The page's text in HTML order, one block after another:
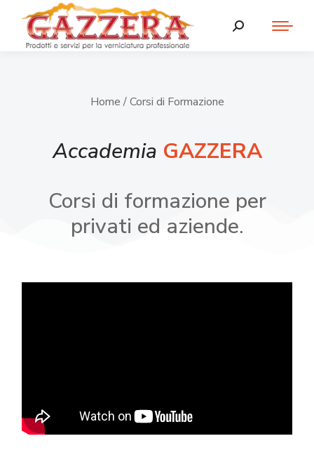
Home / Corsi di Formazione
Accademia GAZZERA
Corsi di formazione per
privati ed aziende.